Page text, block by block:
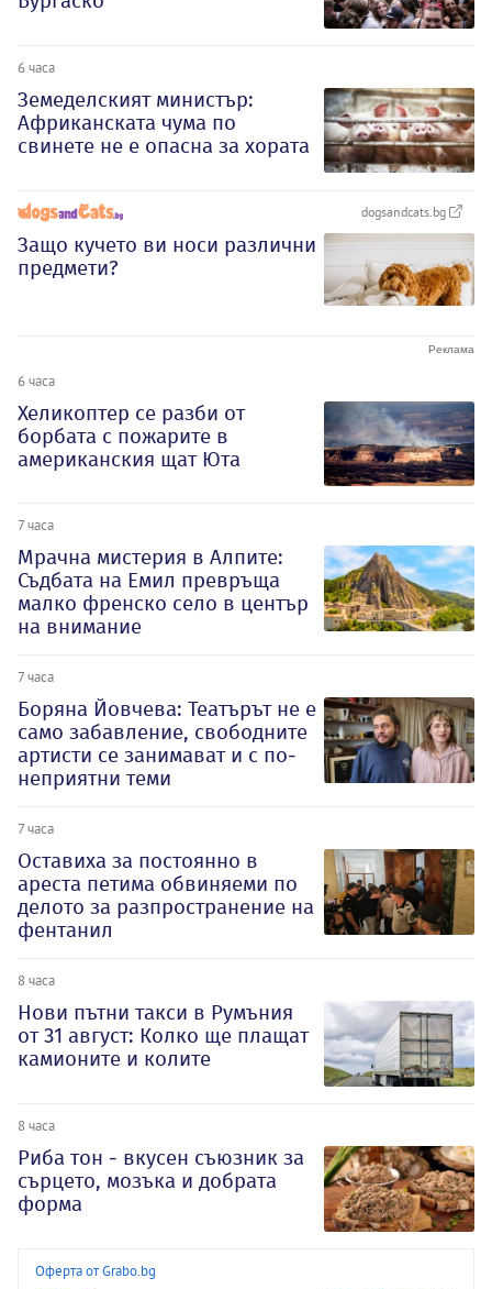
6 часа
Земеделският министър:
Африканската чума по
свинете не е опасна за хората
dogsandcats.bg
Защо кучето ви носи различни
предмети?
6 часа
Хеликоптер се разби от
борбата с пожарите в
американския щат Юта
7 часа
Мрачна мистерия в Алпите:
Съдбата на Емил превръща
малко френско село в център
на внимание
7 часа
Боряна Йовчева: Театърът не е
само забавление, свободните
артисти се занимават и с по-
неприятни теми
7 часа
Оставиха за постоянно в
ареста петима обвиняеми по
делото за разпространение на
фентанил
8 часа
Нови пътни такси в Румъния
от 31 август: Колко ще плащат
камионите и колите
8 часа
Риба тон - вкусен съюзник за
сърцето, мозъка и добрата
форма
Оферта от Grabo.bg